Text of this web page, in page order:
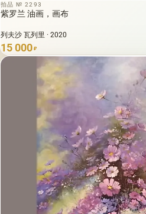
拍品 № 2293
紫罗兰 油画，画布
列夫沙 瓦列里 · 2020
15 000 ₽